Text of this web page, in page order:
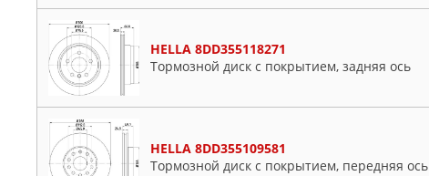
HELLA 8DD355118271
Тормозной диск с покрытием, задняя ось
HELLA 8DD355109581
Тормозной диск с покрытием, передняя ось